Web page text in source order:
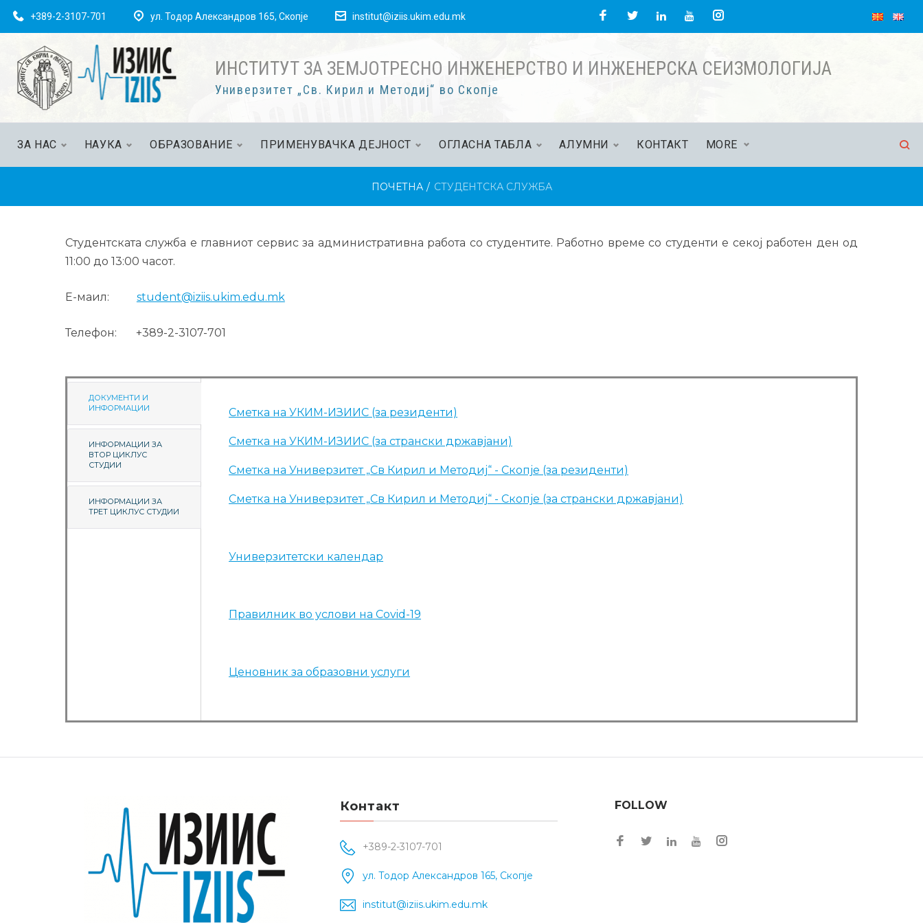
+389-2-3107-701 ул. Тодор Александров 165, Скопје institut@iziis.ukim.edu.mk
ИНСТИТУТ ЗА ЗЕМЈОТРЕСНО ИНЖЕНЕРСТВО И ИНЖЕНЕРСКА СЕИЗМОЛОГИЈА
Универзитет „Св. Кирил и Методиј“ во Скопје
ЗА НАС НАУКА ОБРАЗОВАНИЕ ПРИМЕНУВАЧКА ДЕЈНОСТ ОГЛАСНА ТАБЛА АЛУМНИ КОНТАКТ MORE
ПОЧЕТНА / СТУДЕНТСКА СЛУЖБА
Студентската служба е главниот сервис за административна работа со студентите. Работно време со студенти е секој работен ден од
11:00 до 13:00 часот.
Е-маил: student@iziis.ukim.edu.mk
Телефон: +389-2-3107-701
ДОКУМЕНТИ И
ИНФОРМАЦИИ
ИНФОРМАЦИИ ЗА
ВТОР ЦИКЛУС
СТУДИИ
ИНФОРМАЦИИ ЗА
ТРЕТ ЦИКЛУС СТУДИИ
Сметкa на УКИМ-ИЗИИС (за резиденти)
Сметка на УКИМ-ИЗИИС (за странски државјани)
Сметка на Универзитет „Св Кирил и Методиј“ - Скопје (за резиденти)
Сметка на Универзитет „Св Кирил и Методиј“ - Скопје (за странски државјани)
Универзитетски календар
Правилник во услови на Covid-19
Ценовник за образовни услуги
Контакт
+389-2-3107-701
ул. Тодор Александров 165, Скопје
institut@iziis.ukim.edu.mk
FOLLOW